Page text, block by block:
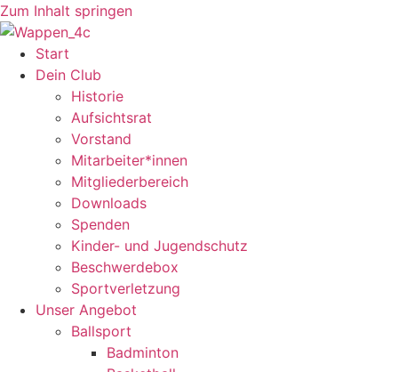
Zum Inhalt springen
Start
Dein Club
Historie
Aufsichtsrat
Vorstand
Mitarbeiter*innen
Mitgliederbereich
Downloads
Spenden
Kinder- und Jugendschutz
Beschwerdebox
Sportverletzung
Unser Angebot
Ballsport
Badminton